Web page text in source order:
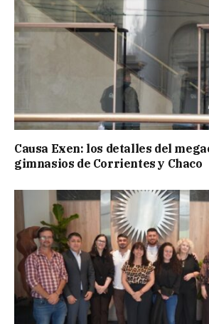
Causa Exen: los detalles del
gimnasios de Corrientes y Chaco